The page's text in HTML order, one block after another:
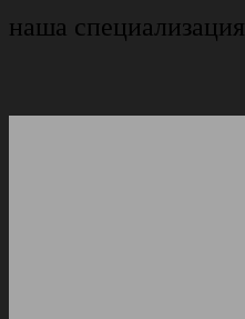
наша специализация